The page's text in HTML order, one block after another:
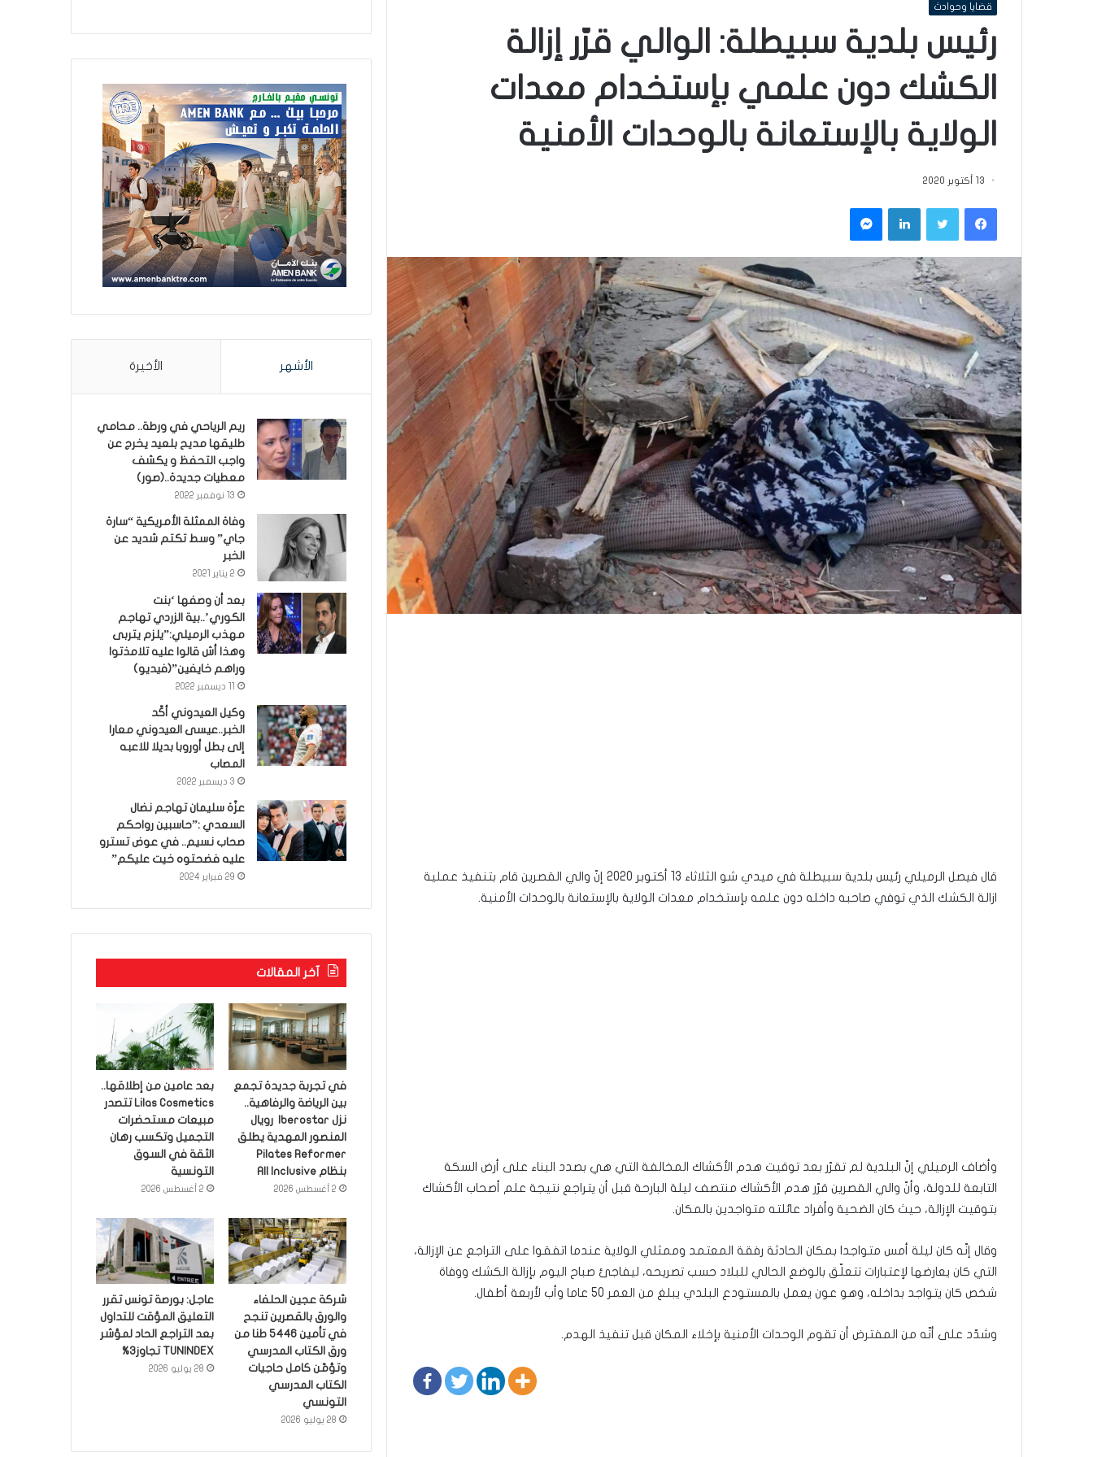
قضايا وحوادث
رئيس بلدية سبيطلة: الوالي قرّر إزالة
الكشك دون علمي بإستخدام معدات
الولاية بالإستعانة بالوحدات الأمنية
13 أكتوبر 2020
فيسبوكتويتر لينكدإن ماسنجر
قال فيصل الرميلي رئيس بلدية سبيطلة في ميدي شو الثلاثاء 13 أكتوبر 2020 إنّ والي القصرين قام بتنفيذ عملية
ازالة الكشك الذي توفي صاحبه داخله دون علمه بإستخدام معدات الولاية بالإستعانة بالوحدات الأمنية.
وأضاف الرميلي إنّ البلدية لم تقرّر بعد توقيت هدم الأكشاك المخالفة التي هي بصدد البناء على أرض السكة
التابعة للدولة، وأنّ والي القصرين قرّر هدم الأكشاك منتصف ليلة البارحة قبل أن يتراجع نتيجة علم أصحاب الأكشاك
بتوقيت الإزالة، حيث كان الضحية وأفراد عائلته متواجدين بالمكان.
وقال إنّه كان ليلة أمس متواجدا بمكان الحادثة رفقة المعتمد وممثلي الولاية عندما اتفقوا على التراجع عن الإزالة،
التي كان يعارضها لإعتبارات تتعلّق بالوضع الحالي للبلاد حسب تصريحه، ليفاجئ صباح اليوم بإزالة الكشك ووفاة
شخص كان يتواجد بداخله، وهو عون يعمل بالمستودع البلدي يبلغ من العمر 50 عاما وأب لأربعة أطفال.
وشدّد على أنّه من المفترض أن تقوم الوحدات الأمنية بإخلاء المكان قبل تنفيذ الهدم.
الأشهر الأخيرة
ريم الرياحي في ورطة.. محامي
طليقها مديح بلعيد يخرج عن
واجب التحفظ و يكشف
معطيات جديدة..(صور)
13 نوفمبر 2022
وفاة الممثلة الأمريكية “سارة
جاي” وسط تكتم شديد عن
الخبر
2 يناير 2021
بعد أن وصفها ‘بنت
الكوري’..بية الزردي تهاجم
مهذب الرميلي:”يلزم يتربى
وهذا أش قالوا عليه تلامذتوا
وراهم خايفين”(فيديو)
وكيل العيدوني أكّد
الخبر..عيسى العيدوني معارا
إلى بطل أوروبا بديلا للاعبه
المصاب
3 ديسمبر 2022
عزّة سليمان تهاجم نضال
السعدي :”حاسبين رواحكم
صحاب نسيم.. في عوض تسترو
عليه فضحتوه خيت عليكم”
29 فبراير 2024
آخر المقالات
في تجربة جديدة تجمع
بين الرياضة والرفاهية..
نزل Iberostar رويال
المنصور المهدية يطلق
Pilates Reformer
بنظام All Inclusive
2 أغسطس 2026
بعد عامين من إطلاقها..
Lilas Cosmetics تتصدر
مبيعات مستحضرات
التجميل وتكسب رهان
الثقة في السوق
التونسية
2 أغسطس 2026
شركة عجين الحلفاء
والورق بالقصرين تنجح
في تأمين 5446 طنا من
ورق الكتاب المدرسي
وتؤمّن كامل حاجيات
الكتاب المدرسي
التونسي
28 يوليو 2026
عاجل: بورصة تونس تقرر
التعليق المؤقت للتداول
بعد التراجع الحاد لمؤشر
TUNINDEX تجاوز3%
28 يوليو 2026